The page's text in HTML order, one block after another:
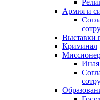
Армия и
Выставки
Криминал
Иная